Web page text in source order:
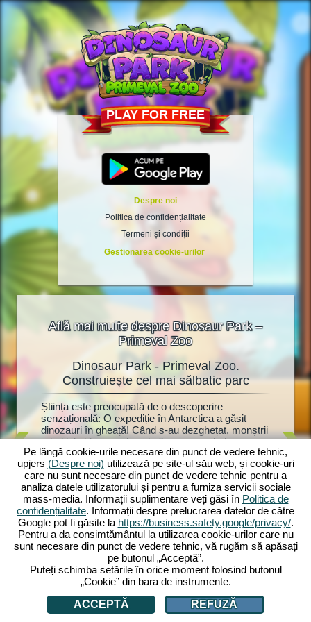
PLAY FOR FREE
Despre noi
Politica de confidențialitate
Termeni și condiții
Gestionarea cookie-urilor
Află mai multe despre Dinosaur Park –
Primeval Zoo
o
vor
zoo.
și
le cu
Dinosaur Park - Primeval Zoo.
Construiește cel mai sălbatic parc
Știința este preocupată de o descoperire
senzațională: O expediție în Antarctica a găsit
dinozauri în gheață! Când s-au dezghețat, monștrii
primitivi chiar au prins viață - acum trebuie
construit rapid un parc de dinozauri cu anexe
adecvate. Cercetătorul Dr. Walter Müller vă ajută,
deoarece a bănuit întotdeauna că dinozaurii
înghețați ar putea fi readuși la viață. Va afla și el
secretul soției sale dispărute? Începe acum
aventura ta preistorică cu Dinosaur Park: Primeval
Zoo!
parc
mulțime
și jucării
anexele
mulți
devine
investi
Pe lângă cookie-urile necesare din punct de vedere tehnic,
upjers (Despre noi) utilizează pe site-ul său web, și cookie-uri
care nu sunt necesare din punct de vedere tehnic pentru a
analiza datele utilizatorului și pentru a furniza servicii sociale
mass-media. Informații suplimentare veți găsi în Politica de
confidențialitate. Informații despre prelucrarea datelor de către
Google pot fi găsite la https://business.safety.google/privacy/.
Pentru a da consimțământul la utilizarea cookie-urilor care nu
sunt necesare din punct de vedere tehnic, vă rugăm să apăsați
pe butonul „Acceptă”.
Puteți schimba setările în orice moment folosind butonul
„Cookie” din bara de instrumente.
ACCEPTĂ
REFUZĂ